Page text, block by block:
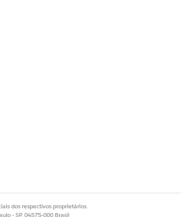
the
dos respectivos proprietários.
- SP, 04575-000 Brasil